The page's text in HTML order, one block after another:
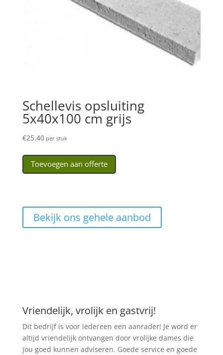
Schellevis opsluiting
5x40x100 cm grijs
€25.40per stuk
Toevoegen aan offerte
Bekijk ons gehele aanbod
Vriendelijk, vrolijk en gastvrij!
Dit bedrijf is voor iedereen een aanrader! Je word er
altijd vriendelijk ontvangen door vrolijke dames die
jou goed kunnen adviseren. Goede service en goede